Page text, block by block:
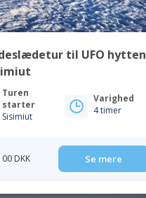
til UFO hytten
Turen
starter
Sisimiut
Varighed
4 timer
DKK Se mere